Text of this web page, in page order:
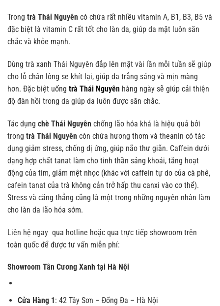
Trong trà Thái Nguyên có chứa rất nhiều vitamin A, B1, B3, B5 và
đặc biệt là vitamin C rất tốt cho làn da, giúp da mặt luôn săn
chắc và khỏe mạnh.
Dùng trà xanh Thái Nguyên đắp lên mặt vài lần mỗi tuần sẽ giúp
cho lỗ chân lông se khít lại, giúp da trắng sáng và mịn màng
hơn. Đặc biệt uống trà Thái Nguyên hàng ngày sẽ giúp cải thiện
độ đàn hồi trong da giúp da luôn được săn chắc.
Tác dụng chè Thái Nguyên chống lão hóa khá là hiệu quả bởi
trong trà Thái Nguyên còn chứa hương thơm và theanin có tác
dụng giảm stress, chống dị ứng, giúp não thư giãn. Caffein dưới
dạng hợp chất tanat làm cho tinh thần sảng khoái, tăng hoạt
động của tim, giảm mệt nhọc (khác với caffein tự do của cà phê,
cafein tanat của trà không cản trở hấp thu canxi vào cơ thể).
Stress và căng thẳng cũng là một trong những nguyên nhân làm
cho làn da lão hóa sớm.
Liên hệ ngay qua hotline hoặc qua trực tiếp showroom trên
toàn quốc để được tư vấn miễn phí:
Showroom Tân Cương Xanh tại Hà Nội
Cửa Hàng 1: 42 Tây Sơn – Đống Đa – Hà Nội